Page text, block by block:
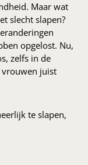
Maar wat
slecht slapen?
opgelost. Nu,
zelfs in de
vrouwen juist
te slapen,